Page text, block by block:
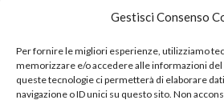
Gestisci Consenso
Per fornire le migliori esperienze, utilizziamo
memorizzare e/o accedere alle informazioni del
queste tecnologie ci permetterà di elaborare
navigazione o ID unici su questo sito. Non
Autore: